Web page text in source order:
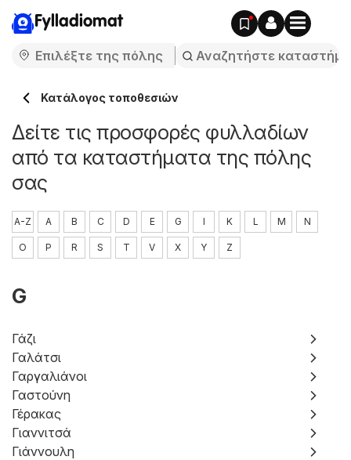
Fylladiomat
Κατάλογος τοποθεσιών
Δείτε τις προσφορές φυλλαδίων
από τα καταστήματα της πόλης
σας
A-Z A B C D E G I K L M N
O P R S T V X Y Z
G
Γάζι
Γαλάτσι
Γαργαλιάνοι
Γαστούνη
Γέρακας
Γιαννιτσά
Γιάννουλη